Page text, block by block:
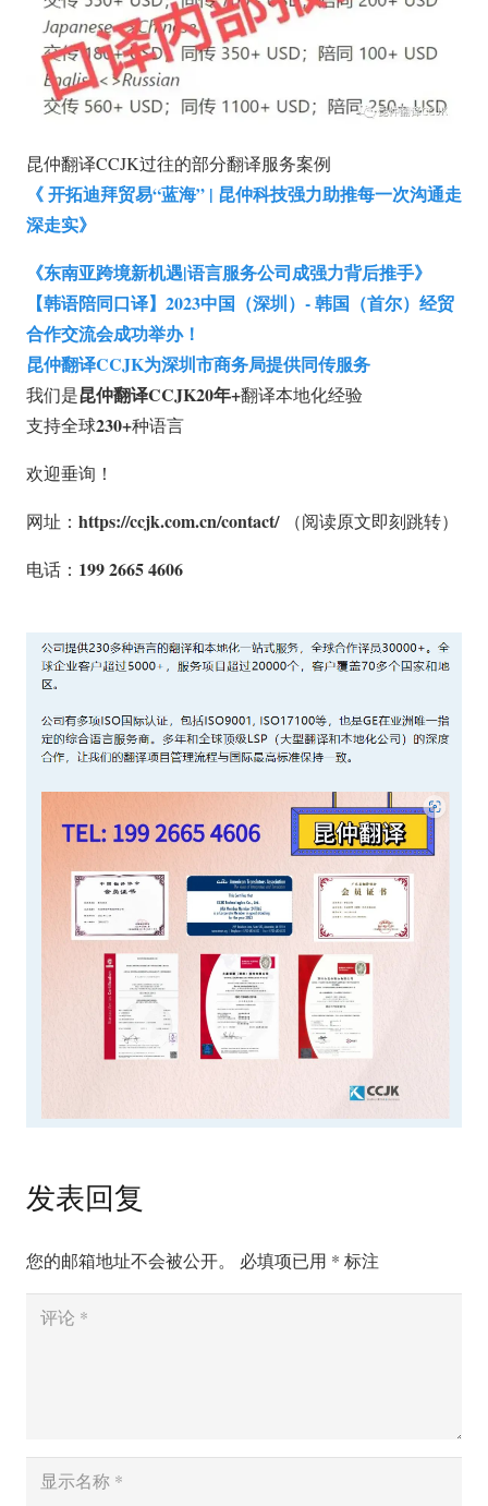
昆仲翻译CCJK过往的部分翻译服务案例
《 开拓迪拜贸易“蓝海” | 昆仲科技强力助推每一次沟通走
深走实》
《东南亚跨境新机遇|语言服务公司成强力背后推手》
【韩语陪同口译】2023中国（深圳）- 韩国（首尔）经贸
合作交流会成功举办！
昆仲翻译CCJK为深圳市商务局提供同传服务
我们是昆仲翻译CCJK20年+翻译本地化经验
支持全球230+种语言
欢迎垂询！
网址： https://ccjk.com.cn/contact/ （阅读原文即刻跳转）
电话： 199 2665 4606
发表回复
您的邮箱地址不会被公开。 必填项已用 * 标注